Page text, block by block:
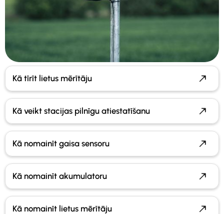
Kā tīrīt lietus mērītāju
Kā veikt stacijas pilnīgu atiestatīšanu
Kā nomainīt gaisa sensoru
Kā nomainīt akumulatoru
Kā nomainīt lietus mērītāju